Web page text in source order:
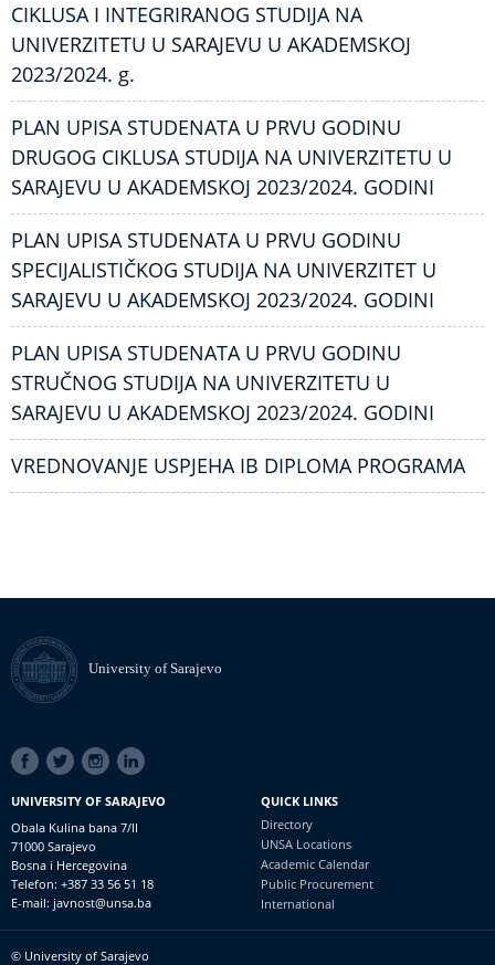
CIKLUSA I INTEGRIRANOG STUDIJA NA
UNIVERZITETU U SARAJEVU U AKADEMSKOJ
2023/2024. g.
PLAN UPISA STUDENATA U PRVU GODINU
DRUGOG CIKLUSA STUDIJA NA UNIVERZITETU U
SARAJEVU U AKADEMSKOJ 2023/2024. GODINI
PLAN UPISA STUDENATA U PRVU GODINU
SPECIJALISTIČKOG STUDIJA NA UNIVERZITET U
SARAJEVU U AKADEMSKOJ 2023/2024. GODINI
PLAN UPISA STUDENATA U PRVU GODINU
STRUČNOG STUDIJA NA UNIVERZITETU U
SARAJEVU U AKADEMSKOJ 2023/2024. GODINI
VREDNOVANJE USPJEHA IB DIPLOMA PROGRAMA
University of Sarajevo
SOCIAL
LINKS
UNIVERSITY OF SARAJEVO
Obala Kulina bana 7/II
71000 Sarajevo
Bosna i Hercegovina
Telefon: +387 33 56 51 18
E-mail: javnost@unsa.ba
QUICK LINKS
Directory
UNSA Locations
Academic Calendar
Public Procurement
International
© University of Sarajevo